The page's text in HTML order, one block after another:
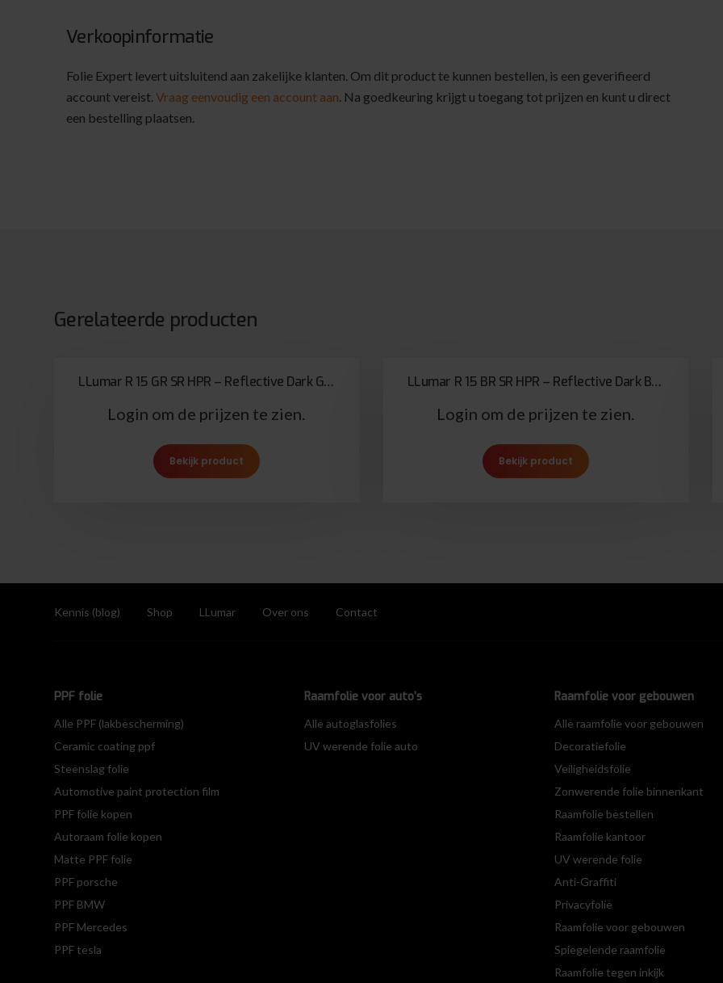
Verkoopinformatie
Folie Expert levert uitsluitend aan zakelijke klanten. Om dit product te kunnen bestellen, is een geverifieerd
account vereist. Vraag eenvoudig een account aan. Na goedkeuring krijgt u toegang tot prijzen en kunt u direct
een bestelling plaatsen.
Gerelateerde producten
LLumar R 15 GR SR HPR – Reflective Dark Grey
Login om de prijzen te zien.
Bekijk product
LLumar R 15 BR SR HPR – Reflective Dark Bronze
Login om de prijzen te zien.
Bekijk product
Kennis (blog) Shop LLumar Over ons Contact
PPF folie
Alle PPF (lakbescherming)
Ceramic coating ppf
Steenslag folie
Automotive paint protection film
PPF folie kopen
Autoraam folie kopen
Matte PPF folie
PPF porsche
PPF BMW
PPF Mercedes
PPF tesla
Raamfolie voor auto’s
Alle autoglasfolies
UV werende folie auto
Raamfolie voor gebouwen
Alle raamfolie voor gebouwen
Decoratiefolie
Veiligheidsfolie
Zonwerende folie binnenkant
Raamfolie bestellen
Raamfolie kantoor
UV werende folie
Anti-Graffiti
Privacyfolie
Raamfolie voor gebouwen
Spiegelende raamfolie
Raamfolie tegen inkijk